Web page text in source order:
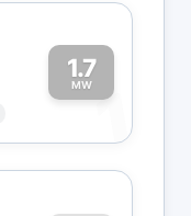
1.7
MW1